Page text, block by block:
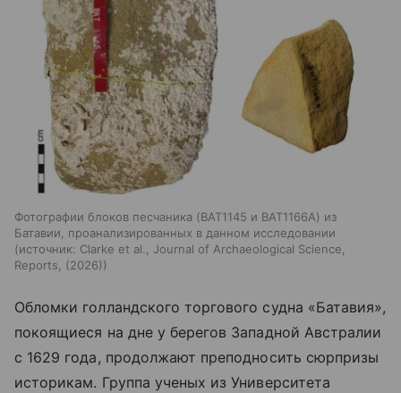
Фотографии блоков песчаника (BAT1145 и BAT1166A) из
Батавии, проанализированных в данном исследовании
источник: Clarke et al., Journal of Archaeological Science,
Reports, (2026)
Обломки голландского торгового судна «Батавия»,
покоящиеся на дне у берегов Западной Австралии
с 1629 года, продолжают преподносить сюрпризы
историкам. Группа ученых из Университета